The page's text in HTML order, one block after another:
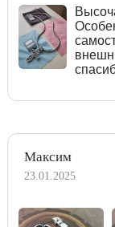
Максим
23.01.2025